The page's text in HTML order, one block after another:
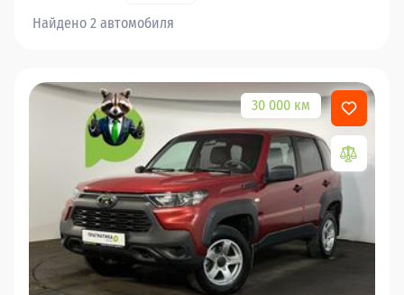
Найдено 2 автомобиля
30 000 км